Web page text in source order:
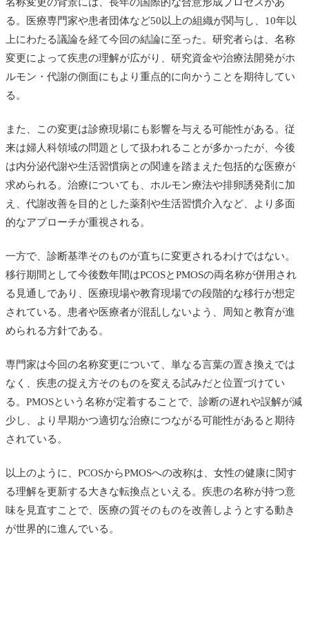
る。医療専門家や患者団体など50以上の組織が関与し、10年以
上にわたる議論を経て今回の結論に至った。研究者らは、名称
変更によって疾患の理解が広がり、研究資金や治療法開発がホ
ルモン・代謝の側面にもより重点的に向かうことを期待してい
る。
また、この変更は診療現場にも影響を与える可能性がある。従
来は婦人科領域の問題として扱われることが多かったが、今後
は内分泌代謝や生活習慣病との関連を踏まえた包括的な医療が
求められる。治療についても、ホルモン療法や排卵誘発剤に加
え、代謝改善を目的とした薬剤や生活習慣介入など、より多面
的なアプローチが重視される。
一方で、診断基準そのものが直ちに変更されるわけではない。
移行期間として今後数年間はPCOSとPMOSの両名称が併用され
る見通しであり、医療現場や教育現場での段階的な移行が想定
されている。患者や医療者が混乱しないよう、周知と教育が進
められる方針である。
専門家は今回の名称変更について、単なる言葉の置き換えでは
なく、疾患の捉え方そのものを変える試みだと位置づけてい
る。PMOSという名称が定着することで、診断の遅れや誤解が減
少し、より早期かつ適切な治療につながる可能性があると期待
されている。
以上のように、PCOSからPMOSへの改称は、女性の健康に関す
る理解を更新する大きな転換点といえる。疾患の名称が持つ意
味を見直すことで、医療の質そのものを改善しようとする動き
が世界的に進んでいる。